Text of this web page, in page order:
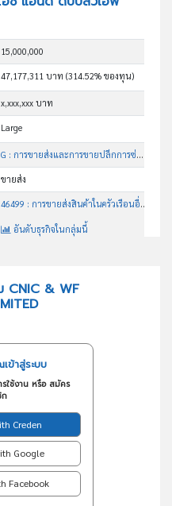
15,000,000
47,177,311 บาท (314.52% ของทุน)
x,xxx,xxx บาท
Large
G : การขายส่งและการขายปลีกการซ่อมยานยนต์และ จักรยานยนต์
ขายส่ง
46499 : การขายส่งสินค้าในครัวเรือนอื่นๆซึ่งมิได้จัดประเภทไว้ในที่อื่น
อันดับธุรกิจในกลุ่มนี้
CNIC & WF
ข้าสู่ระบบ
ใช้งาน หรือ สมัคร
ก
Creden
Google
Facebook